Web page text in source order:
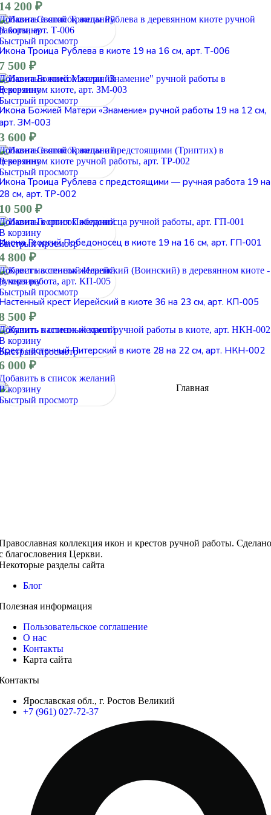
200 ₽
в список желаний
корзину
просмотр
Троица Рублева в киоте 19 на 16 см, арт. Т-006
500 ₽
в список желаний
корзину
просмотр
Божией Матери «Знамение» ручной работы 19 на 12 см,
ЗМ-003
600 ₽
в список желаний
корзину
просмотр
Троица Рублева с предстоящими — ручная работа 19 на
см, арт. ТР-002
500 ₽
в список желаний
корзину
просмотр
Георгий Победоносец в киоте 19 на 16 см, арт. ГП-001
800 ₽
в список желаний
корзину
просмотр
крест Иерейский в киоте 36 на 23 см, арт. КП-005
500 ₽
в список желаний
корзину
просмотр
настенный Питерский в киоте 28 на 22 см, арт. НКН-002
000 ₽
в список желаний
корзину
просмотр
коллекция икон и крестов ручной работы. Сделано
благословения Церкви.
разделы сайта
Блог
информация
Пользовательское соглашение
О нас
Контакты
Карта сайта
Ярославская обл., г. Ростов Великий
+7 (961) 027-72-37